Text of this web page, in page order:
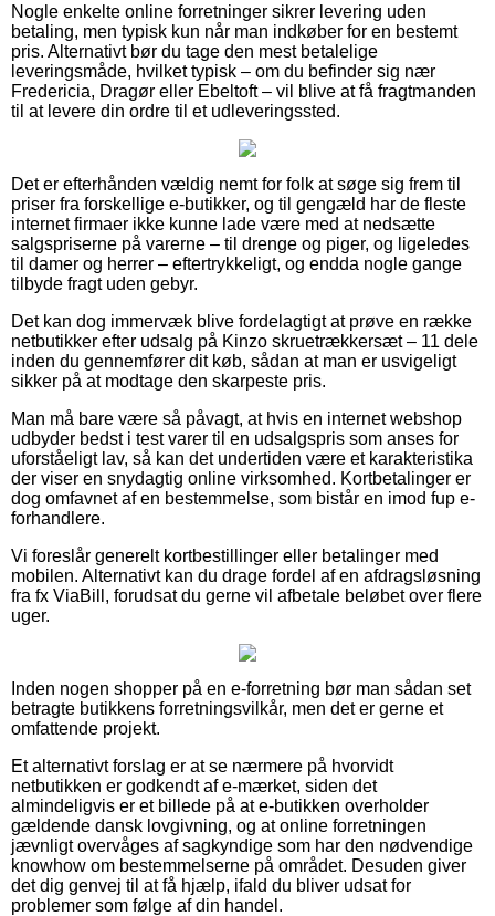
Nogle enkelte online forretninger sikrer levering uden
betaling, men typisk kun når man indkøber for en bestemt
pris. Alternativt bør du tage den mest betalelige
leveringsmåde, hvilket typisk – om du befinder sig nær
Fredericia, Dragør eller Ebeltoft – vil blive at få fragtmanden
til at levere din ordre til et udleveringssted.
Det er efterhånden vældig nemt for folk at søge sig frem til
priser fra forskellige e-butikker, og til gengæld har de fleste
internet firmaer ikke kunne lade være med at nedsætte
salgspriserne på varerne – til drenge og piger, og ligeledes
til damer og herrer – eftertrykkeligt, og endda nogle gange
tilbyde fragt uden gebyr.
Det kan dog immervæk blive fordelagtigt at prøve en række
netbutikker efter udsalg på Kinzo skruetrækkersæt – 11 dele
inden du gennemfører dit køb, sådan at man er usvigeligt
sikker på at modtage den skarpeste pris.
Man må bare være så påvagt, at hvis en internet webshop
udbyder bedst i test varer til en udsalgspris som anses for
uforståeligt lav, så kan det undertiden være et karakteristika
der viser en snydagtig online virksomhed. Kortbetalinger er
dog omfavnet af en bestemmelse, som bistår en imod fup e-
forhandlere.
Vi foreslår generelt kortbestillinger eller betalinger med
mobilen. Alternativt kan du drage fordel af en afdragsløsning
fra fx ViaBill, forudsat du gerne vil afbetale beløbet over flere
uger.
Inden nogen shopper på en e-forretning bør man sådan set
betragte butikkens forretningsvilkår, men det er gerne et
omfattende projekt.
Et alternativt forslag er at se nærmere på hvorvidt
netbutikken er godkendt af e-mærket, siden det
almindeligvis er et billede på at e-butikken overholder
gældende dansk lovgivning, og at online forretningen
jævnligt overvåges af sagkyndige som har den nødvendige
knowhow om bestemmelserne på området. Desuden giver
det dig genvej til at få hjælp, ifald du bliver udsat for
problemer som følge af din handel.